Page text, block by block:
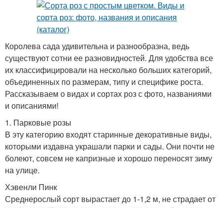
Королева сада удивительна и разнообразна, ведь
существуют сотни ее разновидностей. Для удобства все
их классифицировали на несколько больших категорий,
объединенных по размерам, типу и специфике роста.
Рассказываем о видах и сортах роз с фото, названиями
и описаниями!
1. Парковые розы
В эту категорию входят старинные декоративные виды,
которыми издавна украшали парки и сады. Они почти не
болеют, совсем не капризные и хорошо переносят зиму
на улице.
Хэвенли Пинк
Среднерослый сорт вырастает до 1-1,2 м, не страдает от